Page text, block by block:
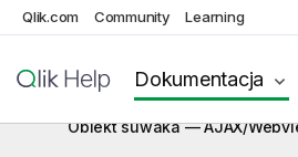
Qlik.com Community Learning
Dokumentacja
Obiekt kalendarza — AJAX/
Obiekt suwaka — AJAX/